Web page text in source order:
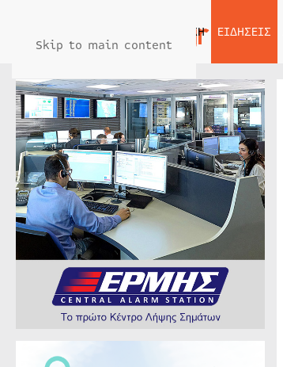
Skip to main content
ΑΡΧΙΚΗ ΕΙΔΗΣΕΙΣ